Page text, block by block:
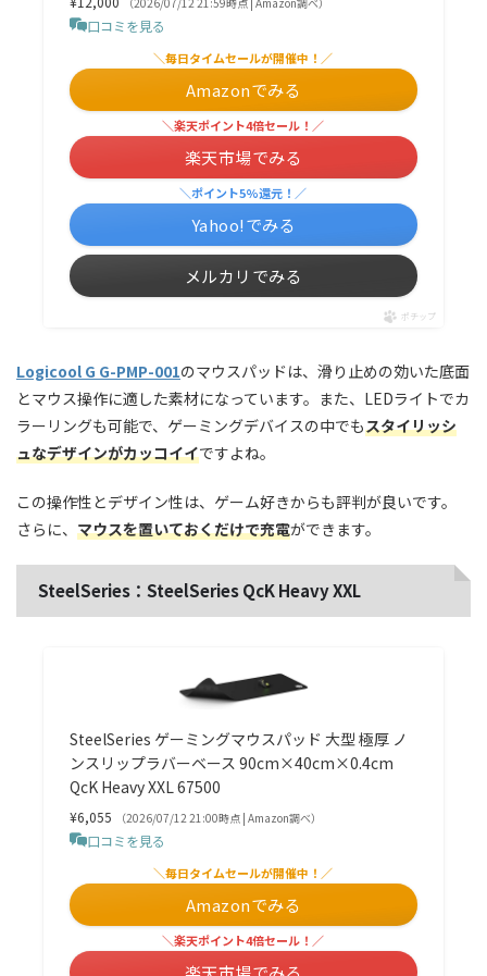
口コミを見る
＼毎日タイムセールが開催中！／
Amazonでみる
＼楽天ポイント4倍セール！／
楽天市場でみる
＼ポイント5%還元！／
Yahoo!でみる
メルカリでみる
ポチップ
Logicool G G-PMP-001のマウスパッドは、滑り止めの効いた底面
とマウス操作に適した素材になっています。また、LEDライトでカ
ラーリングも可能で、ゲーミングデバイスの中でもスタイリッシ
ュなデザインがカッコイイですよね。
この操作性とデザイン性は、ゲーム好きからも評判が良いです。
さらに、 マウスを置いておくだけで充電ができます。
SteelSeries：SteelSeries QcK Heavy XXL
SteelSeries ゲーミングマウスパッド 大型 極厚 ノ
ンスリップラバーベース 90cm×40cm×0.4cm
QcK Heavy XXL 67500
¥6,055 （2026/07/12 21:00時点 | Amazon調べ）
口コミを見る
＼毎日タイムセールが開催中！／
Amazonでみる
＼楽天ポイント4倍セール！／